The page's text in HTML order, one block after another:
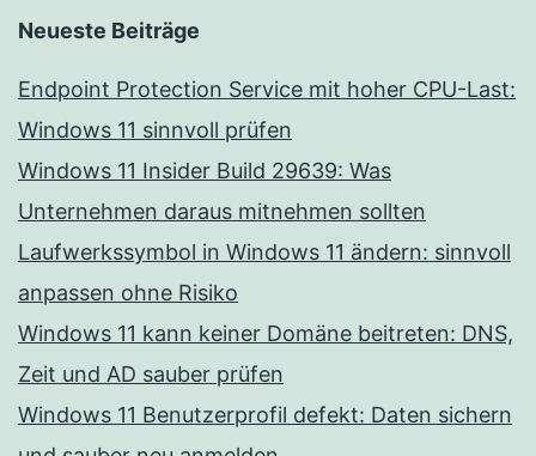
Neueste Beiträge
Endpoint Protection Service mit hoher CPU-Last:
Windows 11 sinnvoll prüfen
Windows 11 Insider Build 29639: Was
Unternehmen daraus mitnehmen sollten
Laufwerkssymbol in Windows 11 ändern: sinnvoll
anpassen ohne Risiko
Windows 11 kann keiner Domäne beitreten: DNS,
Zeit und AD sauber prüfen
Windows 11 Benutzerprofil defekt: Daten sichern